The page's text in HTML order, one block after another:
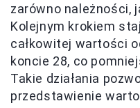
zarówno należności,
Kolejnym krokiem
całkowitej wartości
koncie 28, co
Takie działania
przedstawienie